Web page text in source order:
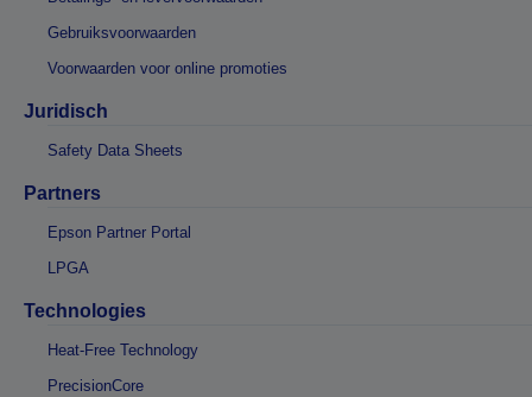
Gebruiksvoorwaarden
Voorwaarden voor online promoties
Juridisch
Safety Data Sheets
Partners
Epson Partner Portal
LPGA
Technologies
Heat-Free Technology
PrecisionCore